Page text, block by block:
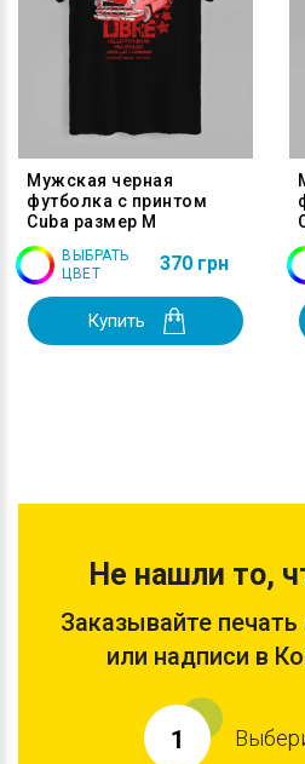
Мужская черная
футболка с принтом
Cuba размер M
ВЫБРАТЬ
ЦВЕТ
370 грн
Купить
Не нашли то,
Заказывайте печать
или надписи в
1